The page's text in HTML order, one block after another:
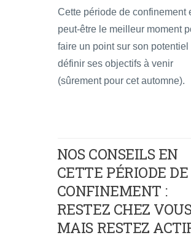
Cette période de confinement
peut-être le meilleur moment
faire un point sur son potentiel
définir ses objectifs à venir
(sûrement pour cet automne).
NOS CONSEILS EN
CETTE PÉRIODE DE
CONFINEMENT :
RESTEZ CHEZ
MAIS RESTEZ